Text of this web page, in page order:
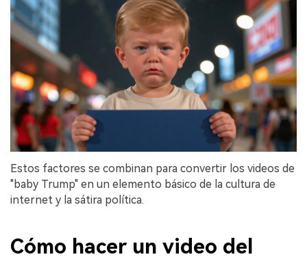
Estos factores se combinan para convertir los videos de
"baby Trump" en un elemento básico de la cultura de
internet y la sátira política.
Cómo hacer un video del